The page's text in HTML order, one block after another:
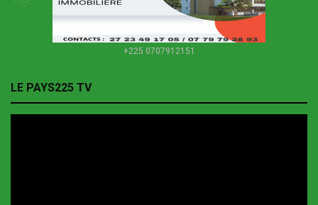
+225 0707912151
LE PAYS225 TV